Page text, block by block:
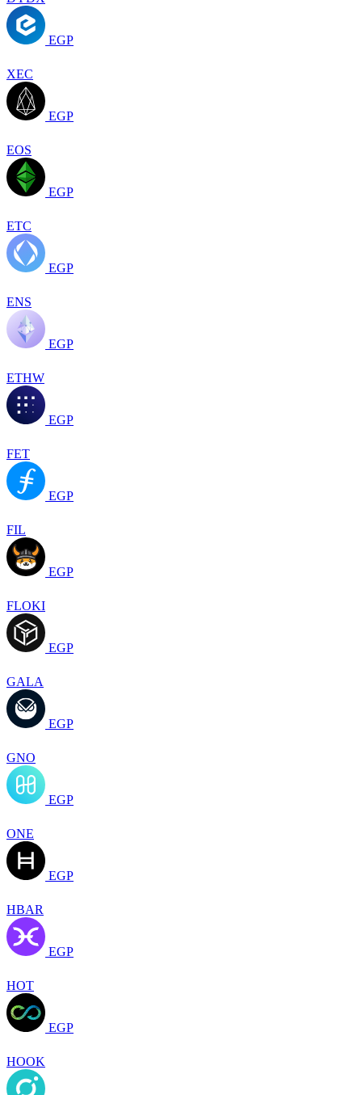
EGP
XEC
EGP
EOS
EGP
ETC
EGP
ENS
EGP
ETHW
EGP
FET
EGP
FIL
EGP
FLOKI
EGP
GALA
EGP
GNO
EGP
ONE
EGP
HBAR
EGP
HOT
EGP
HOOK